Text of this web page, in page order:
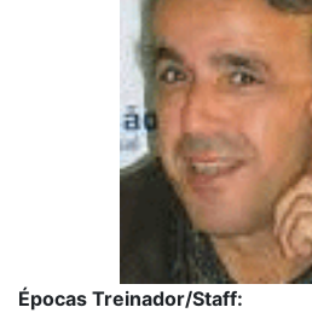
Épocas Treinador/Staff: